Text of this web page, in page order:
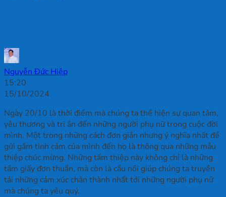
Nguyễn Đức Hiệp
15:20
15/10/2024
Ngày 20/10 là thời điểm mà chúng ta thể hiện sự quan tâm,
yêu thương và tri ân đến những người phụ nữ trong cuộc đời
mình. Một trong những cách đơn giản nhưng ý nghĩa nhất để
gửi gắm tình cảm của mình đến họ là thông qua những mẫu
thiệp chúc mừng. Những tấm thiệp này không chỉ là những
tấm giấy đơn thuần, mà còn là cầu nối giúp chúng ta truyền
tải những cảm xúc chân thành nhất tới những người phụ nữ
mà chúng ta yêu quý.